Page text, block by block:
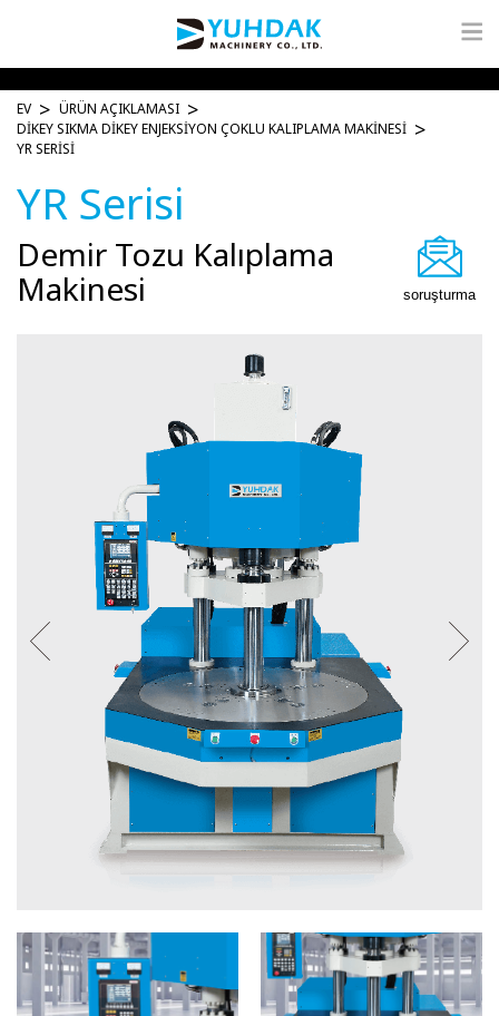
EV
ÜRÜN AÇIKLAMASI
DIKEY SIKMA DIKEY ENJEKSIYON ÇOKLU KALIPLAMA MAKINESI
YR SERISI
YR Serisi
Demir Tozu Kalıplama
Makinesi
soruşturma